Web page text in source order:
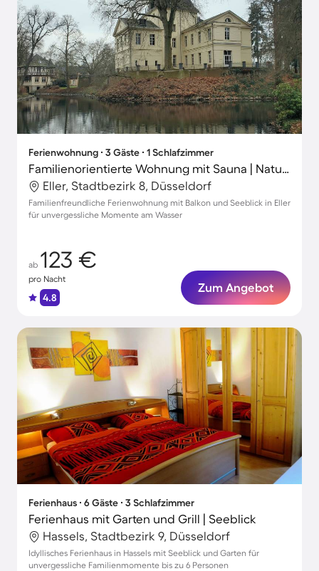
Ferienwohnung ∙ 3 Gäste ∙ 1 Schlafzimmer
Familienorientierte Wohnung mit Sauna | Naturblick | Ideal für Homeoffice
Eller, Stadtbezirk 8, Düsseldorf
Familienfreundliche Ferienwohnung mit Balkon und Seeblick in Eller
für unvergessliche Momente am Wasser
ab 123 €
pro Nacht
4.8
Zum Angebot
Ferienhaus ∙ 6 Gäste ∙ 3 Schlafzimmer
Ferienhaus mit Garten und Grill | Seeblick
Hassels, Stadtbezirk 9, Düsseldorf
Idyllisches Ferienhaus in Hassels mit Seeblick und Garten für
unvergessliche Familienmomente bis zu 6 Personen